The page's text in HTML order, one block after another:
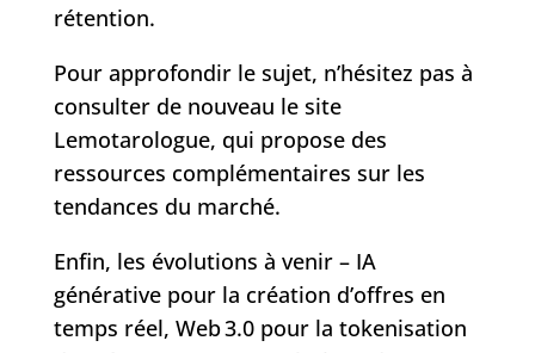
rétention.
Pour approfondir le sujet, n’hésitez pas à
consulter de nouveau le site
Lemotarologue, qui propose des
ressources complémentaires sur les
tendances du marché.
Enfin, les évolutions à venir – IA
générative pour la création d’offres en
temps réel, Web 3.0 pour la tokenisation